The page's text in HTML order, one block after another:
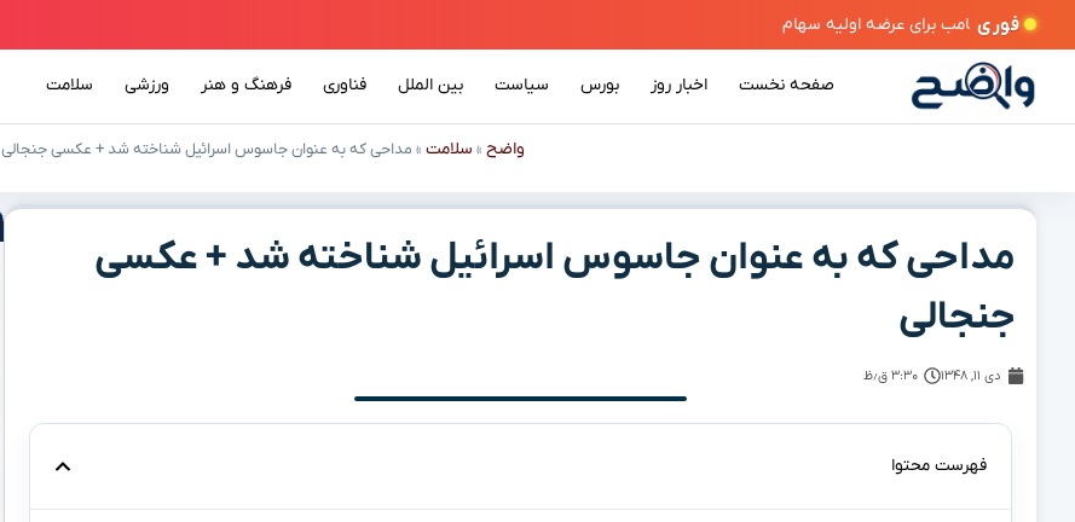
فوری
صفحه نخست اخبار روز بورس سیاست بین الملل فناوری فرهنگ و هنر ورزشی سلامت
واضح » سلامت » مداحی که به عنوان جاسوس اسرائیل شناخته شد + عکسی جنجالی
مداحی که به عنوان جاسوس اسرائیل شناخته شد + عکسی
جنجالی
دی ۱۱, ۱۳۴۸ ۳:۳۰ ق٫ظ
فهرست محتوا